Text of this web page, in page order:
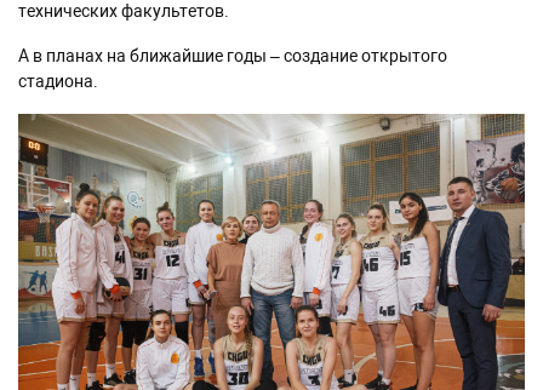
технических факультетов.
А в планах на ближайшие годы – создание открытого
стадиона.